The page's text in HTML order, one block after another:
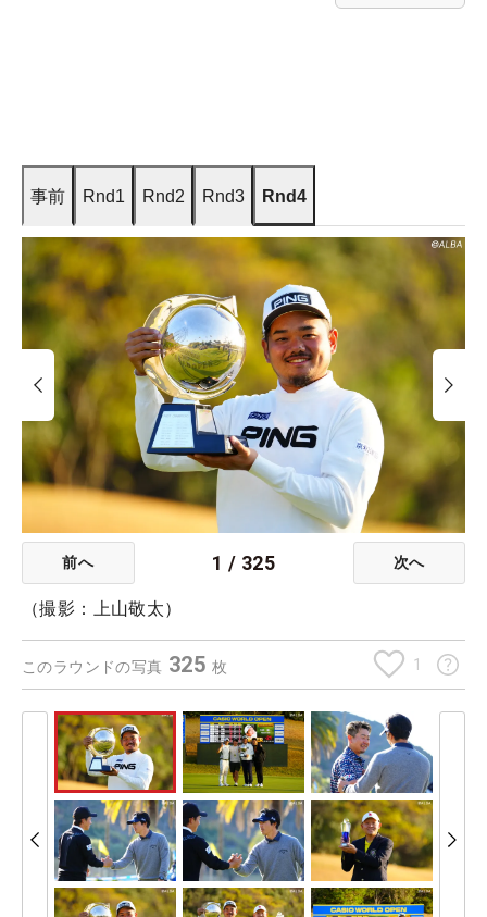
事前 Rnd1 Rnd2 Rnd3 Rnd4
前へ 1 / 325 次へ
（撮影：上山敬太）
このラウンドの写真 325 枚 1